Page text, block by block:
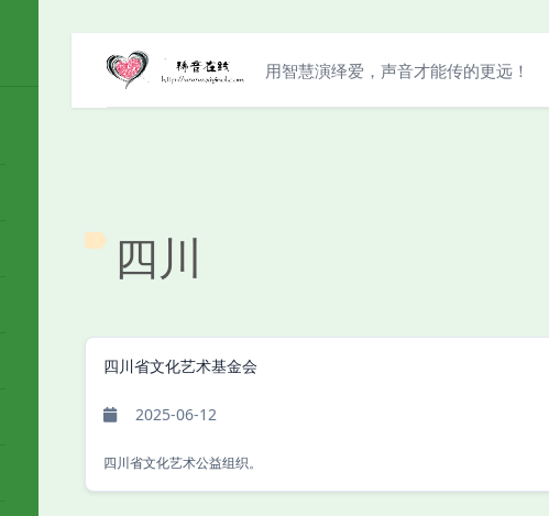
用智慧演绎爱，声音才能传的更远！
四川
四川省文化艺术基金会
2025-06-12
四川省文化艺术公益组织。